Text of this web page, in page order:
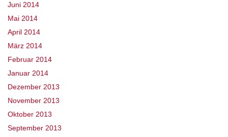
Juni 2014
Mai 2014
April 2014
März 2014
Februar 2014
Januar 2014
Dezember 2013
November 2013
Oktober 2013
September 2013